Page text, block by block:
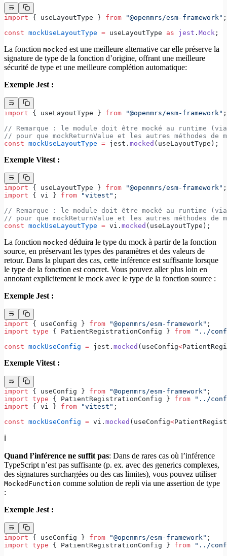
import { useLayoutType } from "@openmrs/esm-framework" ;
const mockUseLayoutType = useLayoutType as jest . Mock ;
La fonction mocked est une meilleure alternative car elle préserve la
signature de type de la fonction d’origine, offrant une meilleure
sécurité de type et une meilleure complétion automatique:
Exemple Jest :
import { useLayoutType } from "@openmrs/esm-framework" ;
// Remarque : le module doit être mocké au runtime (via
// pour que mockReturnValue et les autres méthodes de
const mockUseLayoutType = jest. mocked (useLayoutType);
Exemple Vitest :
import { useLayoutType } from "@openmrs/esm-framework" ;
import { vi } from "vitest" ;
// Remarque : le module doit être mocké au runtime
// pour que mockReturnValue et les autres méthodes de
const mockUseLayoutType = vi. mocked (useLayoutType);
La fonction mocked déduira le type du mock à partir de la fonction
source, en préservant les types des paramètres et des valeurs de
retour. Dans la plupart des cas, cette inférence est suffisante lorsque
le type de la fonction est concret. Vous pouvez aller plus loin en
annotant explicitement le mock avec le type de la fonction source :
Exemple Jest :
import { useConfig } from "@openmrs/esm-framework" ;
import type { PatientRegistrationConfig } from "../
const mockUseConfig = jest. mocked (useConfig<
Exemple Vitest :
import { useConfig } from "@openmrs/esm-framework" ;
import type { PatientRegistrationConfig } from "../
import { vi } from "vitest" ;
const mockUseConfig = vi. mocked (useConfig<
ℹ️
Quand l’inférence ne suffit pas: Dans de rares cas où l’inférence
TypeScript n’est pas suffisante (p. ex. avec des generics complexes,
des signatures surchargées ou des cas limites), vous pouvez utiliser
MockedFunction comme solution de repli via une assertion de type
:
Exemple Jest :
import { useConfig } from "@openmrs/esm-framework" ;
import type { PatientRegistrationConfig } from "../